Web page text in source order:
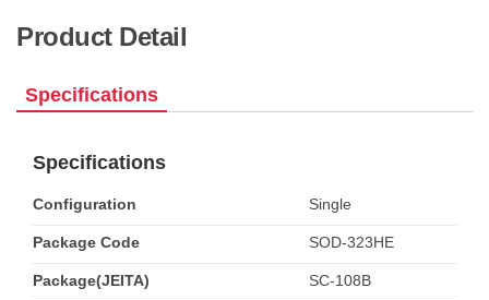
Product Detail
Specifications
Specifications
Configuration Single
Package Code SOD-323HE
Package(JEITA) SC-108B